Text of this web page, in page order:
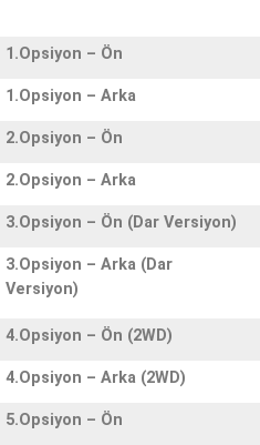
1.Opsiyon – Ön
1.Opsiyon – Arka
2.Opsiyon – Ön
2.Opsiyon – Arka
3.Opsiyon – Ön (Dar Versiyon)
3.Opsiyon – Arka (Dar
Versiyon)
4.Opsiyon – Ön (2WD)
4.Opsiyon – Arka (2WD)
5.Opsiyon – Ön